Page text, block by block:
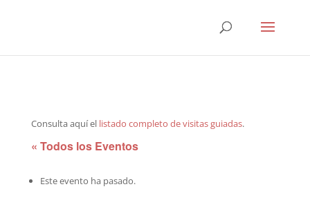
Consulta aquí el listado completo de visitas guiadas.
« Todos los Eventos
Este evento ha pasado.